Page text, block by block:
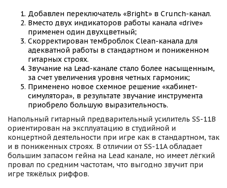
Добавлен переключатель «Bright» в Crunch-канал.
Вместо двух индикаторов работы канала «drive»
применен один двухцветный;
Скорректирован темброблок Clean-канала для
адекватной работы в стандартном и пониженном
гитарных строях.
Звучание на Lead-канале стало более насыщенным,
за счет увеличения уровня четных гармоник;
Применено новое схемное решение «кабинет-
симулятора», в результате звучание инструмента
приобрело большую выразительность.
Напольный гитарный предварительный усилитель SS-11B
ориентирован на эксплуатацию в студийной и
концертной деятельности при игре как в стандартном, так
и в пониженных строях. В отличии от SS-11A обладает
большим запасом гейна на Lеad канале, но имеет лёгкий
провал по средним частотам, что выгодно звучит при
игре тяжёлых риффов.